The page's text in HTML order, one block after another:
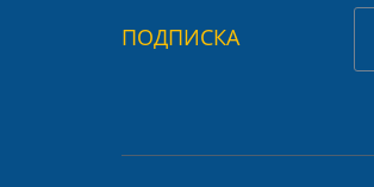
ПОДПИСКА